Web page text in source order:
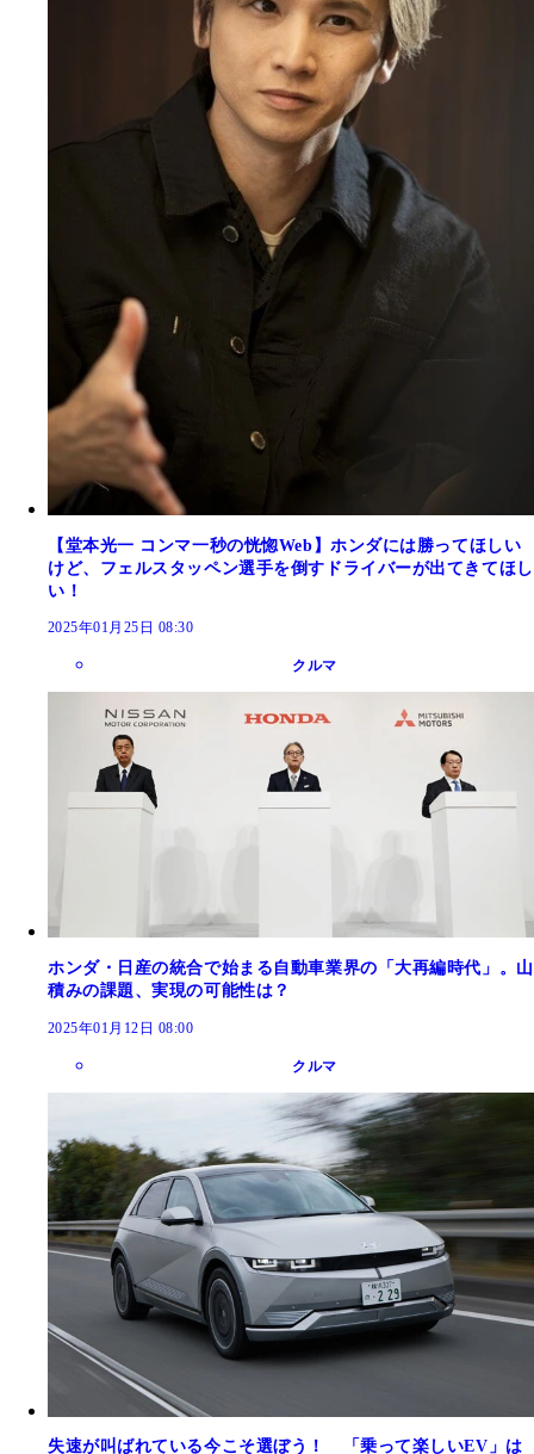
【堂本光一 コンマ一秒の恍惚Web】ホンダには勝ってほしい
けど、フェルスタッペン選手を倒すドライバーが出てきてほし
い！
2025年01月25日 08:30
クルマ
ホンダ・日産の統合で始まる自動車業界の「大再編時代」。山
積みの課題、実現の可能性は？
2025年01月12日 08:00
クルマ
失速が叫ばれている今こそ選ぼう！ 「乗って楽しいEV」は